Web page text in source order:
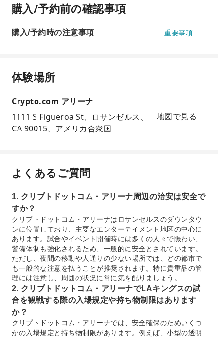
購入/予約前の確認事項
購入/予約時の注意事項 重要事項
体験場所
Crypto.com アリーナ
1111 S Figueroa St、ロサンゼルス、
CA 90015、アメリカ合衆国
地図で見る
よくあるご質問
1. クリプトドットコム・アリーナ周辺の治安は安全で
すか？
クリプトドットコム・アリーナはロサンゼルスのダウンタウ
ンに位置しており、主要なエンターテイメント地区の中心に
あります。試合やイベント開催時には多くの人々で賑わい、
警備体制も強化されるため、一般的に安全とされています。
ただし、夜間の移動や人通りの少ない場所では、どの都市で
も一般的な注意を払うことが推奨されます。特に貴重品の管
理には注意し、周囲の状況に常に気を配りましょう。
2. クリプトドットコム・アリーナでLAキングスの試
合を観戦する際の入場規定や持ち物制限はあります
か？
クリプトドットコム・アリーナでは、安全確保のためいくつ
かの入場規定と持ち物制限があります。例えば、小型の透明